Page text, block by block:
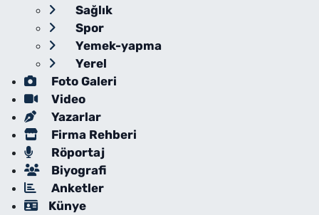
Sağlık
Spor
Yemek-yapma
Yerel
Foto Galeri
Video
Yazarlar
Firma Rehberi
Röportaj
Biyografi
Anketler
Künye